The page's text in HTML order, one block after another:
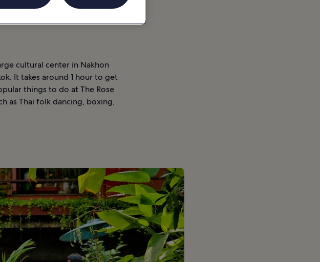
cultural center in Nakhon
It takes around 1 hour to get
things to do at The Rose
as Thai folk dancing, boxing,